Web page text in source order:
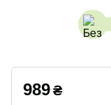
989₴